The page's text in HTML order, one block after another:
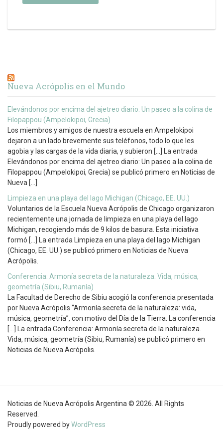
Nueva Acrópolis en el Mundo
Elevándonos por encima del ajetreo diario: Un paseo a la colina de
Filopappou (Ampelokipoi, Grecia)
Los miembros y amigos de nuestra escuela en Ampelokipoi
dejaron a un lado brevemente sus teléfonos, todo lo que les
agobia y las cargas de la vida diaria, y subieron […] La entrada
Elevándonos por encima del ajetreo diario: Un paseo a la colina de
Filopappou (Ampelokipoi, Grecia) se publicó primero en Noticias de
Nueva […]
Limpieza en una playa del lago Michigan (Chicago, EE. UU.)
Voluntarios de la Escuela Nueva Acrópolis de Chicago organizaron
recientemente una jornada de limpieza en una playa del lago
Michigan, recogiendo más de 9 kilos de basura. Esta iniciativa
formó […] La entrada Limpieza en una playa del lago Michigan
(Chicago, EE. UU.) se publicó primero en Noticias de Nueva
Acrópolis.
Conferencia: Armonía secreta de la naturaleza. Vida, música,
geometría (Sibiu, Rumanía)
La Facultad de Derecho de Sibiu acogió la conferencia presentada
por Nueva Acrópolis “Armonía secreta de la naturaleza: vida,
música, geometría”, con motivo del Día de la Tierra. La conferencia
[…] La entrada Conferencia: Armonía secreta de la naturaleza.
Vida, música, geometría (Sibiu, Rumanía) se publicó primero en
Noticias de Nueva Acrópolis.
Noticias de Nueva Acrópolis Argentina © 2026. All Rights
Reserved.
Proudly powered byWordPress